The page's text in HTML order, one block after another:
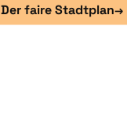
Der faire Stadtplan→